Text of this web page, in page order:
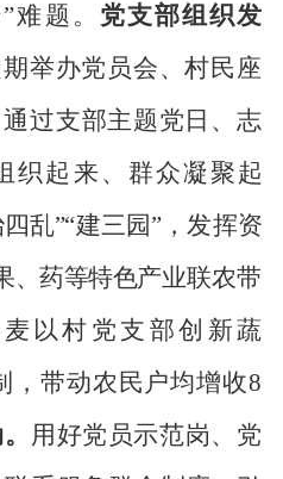
难题。 党支部组织发
举办党员会、村民座
过支部主题党日、志
织起来、群众凝聚起
四乱”“建三园”，发挥资
、药等特色产业联农带
以村党支部创新蔬
，带动农民户均增收8
用好党员示范岗、党